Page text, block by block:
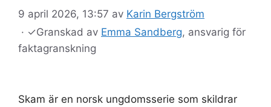
9 april 2026, 13:57 av Karin Bergström
· ✓Granskad av Emma Sandberg, ansvarig för
faktagranskning
Skam är en norsk ungdomsserie som skildrar